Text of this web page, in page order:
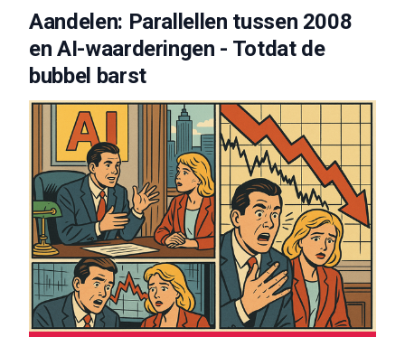
Aandelen: Parallellen tussen 2008
en AI-waarderingen - Totdat de
bubbel barst